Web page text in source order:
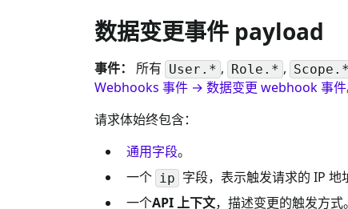
数据变更事件 payload
事件： 所有 User.* , Role.* , Scope.*
Webhooks 事件 → 数据变更 webhook 事件
请求体始终包含：
通用字段。
一个 ip 字段，表示触发请求的 IP 地
一个API 上下文，描述变更的触发方式